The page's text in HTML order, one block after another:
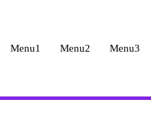
Menu1 Menu2 Menu3